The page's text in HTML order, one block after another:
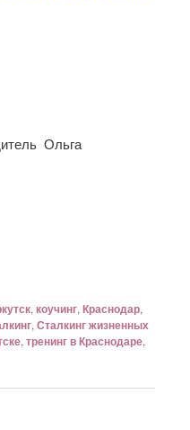
Ольга
,коучинг,Краснодар,
,Сталкинг жизненных
,тренинг в Краснодаре,